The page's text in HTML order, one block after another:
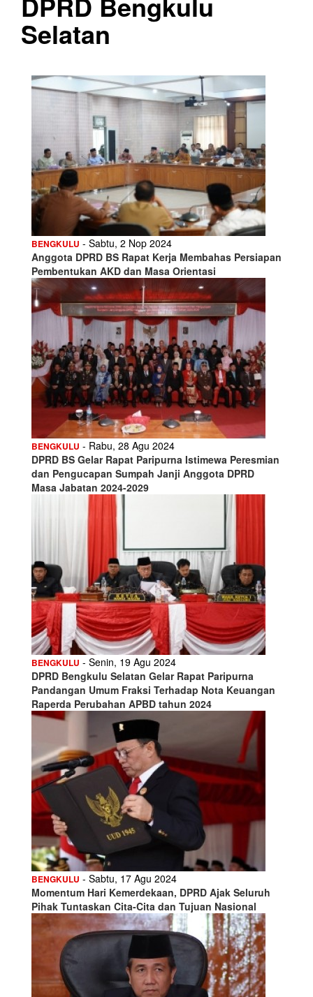
Selatan
BENGKULU - Sabtu, 2 Nop 2024
Anggota DPRD BS Rapat Kerja Membahas Persiapan
Pembentukan AKD dan Masa Orientasi
BENGKULU - Rabu, 28 Agu 2024
DPRD BS Gelar Rapat Paripurna Istimewa Peresmian
dan Pengucapan Sumpah Janji Anggota DPRD
Masa Jabatan 2024-2029
BENGKULU - Senin, 19 Agu 2024
DPRD Bengkulu Selatan Gelar Rapat Paripurna
Pandangan Umum Fraksi Terhadap Nota Keuangan
Raperda Perubahan APBD tahun 2024
BENGKULU - Sabtu, 17 Agu 2024
Momentum Hari Kemerdekaan, DPRD Ajak Seluruh
Pihak Tuntaskan Cita-Cita dan Tujuan Nasional